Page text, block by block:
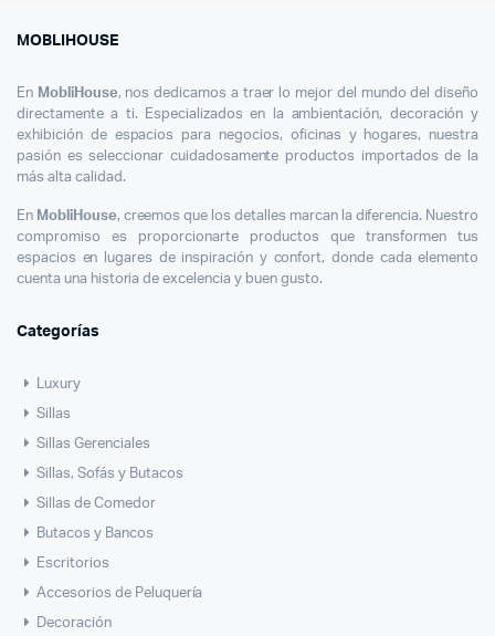
MOBLIHOUSE
En MobliHouse, nos dedicamos a traer lo mejor del mundo del diseño
directamente a ti. Especializados en la ambientación, decoración y
exhibición de espacios para negocios, oficinas y hogares, nuestra
pasión es seleccionar cuidadosamente productos importados de la
más alta calidad.
En MobliHouse, creemos que los detalles marcan la diferencia. Nuestro
compromiso es proporcionarte productos que transformen tus
espacios en lugares de inspiración y confort, donde cada elemento
cuenta una historia de excelencia y buen gusto.
Categorías
Luxury
Sillas
Sillas Gerenciales
Sillas, Sofás y Butacos
Sillas de Comedor
Butacos y Bancos
Escritorios
Accesorios de Peluquería
Decoración